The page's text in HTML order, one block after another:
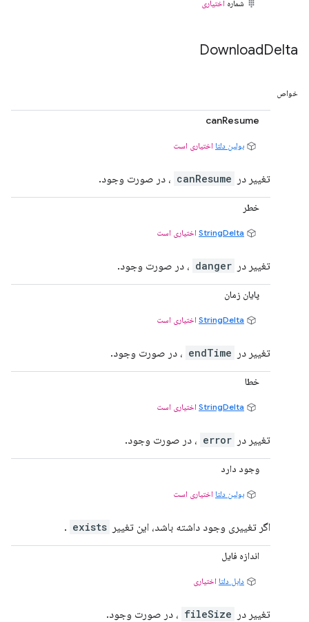
شماره اختیاری
DownloadDelta
خواص
canResume
بولین دلتا اختیاری است
تغییر در canResume ، در صورت وجود.
خطر
StringDelta اختیاری است
تغییر در danger ، در صورت وجود.
پایان زمان
StringDelta اختیاری است
تغییر در endTime ، در صورت وجود.
خطا
StringDelta اختیاری است
تغییر در error ، در صورت وجود.
وجود دارد
بولین دلتا اختیاری است
اگر تغییری وجود داشته باشد، این تغییر exists
.
اندازه فایل
دابل دلتا اختیاری
تغییر در fileSize ، در صورت وجود.